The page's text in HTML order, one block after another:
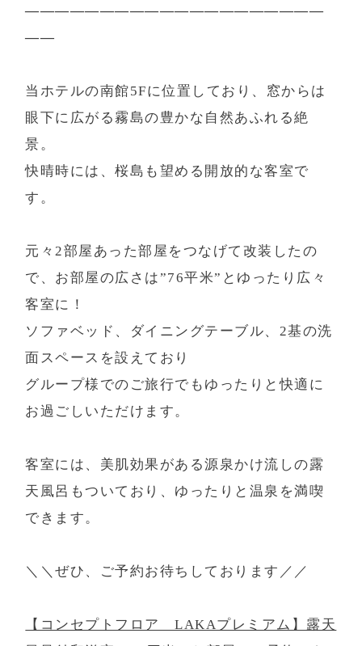
————————————————————
——
当ホテルの南館5Fに位置しており、窓からは
眼下に広がる霧島の豊かな自然あふれる絶
景。
快晴時には、桜島も望める開放的な客室で
す。
元々2部屋あった部屋をつなげて改装したの
で、お部屋の広さは”76平米”とゆったり広々
客室に！
ソファベッド、ダイニングテーブル、2基の洗
面スペースを設えており
グループ様でのご旅行でもゆったりと快適に
お過ごしいただけます。
客室には、美肌効果がある源泉かけ流しの露
天風呂もついており、ゆったりと温泉を満喫
できます。
＼＼ぜひ、ご予約お待ちしております／／
【コンセプトフロア LAKAプレミアム】露天